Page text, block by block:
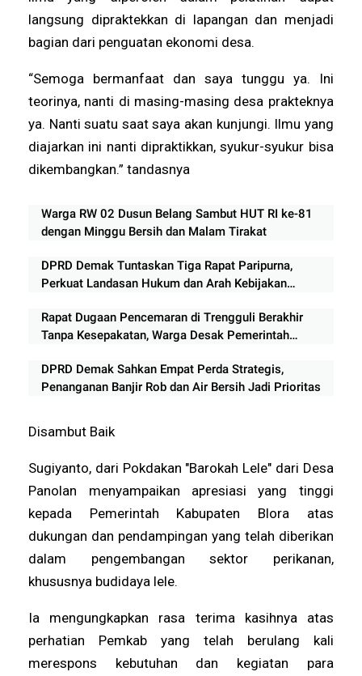
langsung dipraktekkan di lapangan dan menjadi
bagian dari penguatan ekonomi desa.
“Semoga bermanfaat dan saya tunggu ya. Ini
teorinya, nanti di masing-masing desa prakteknya
ya. Nanti suatu saat saya akan kunjungi. Ilmu yang
diajarkan ini nanti dipraktikkan, syukur-syukur bisa
dikembangkan.” tandasnya
Warga RW 02 Dusun Belang Sambut HUT RI ke-81
dengan Minggu Bersih dan Malam Tirakat
DPRD Demak Tuntaskan Tiga Rapat Paripurna,
Perkuat Landasan Hukum dan Arah Kebijakan
Rapat Dugaan Pencemaran di Trengguli Berakhir
Tanpa Kesepakatan, Warga Desak Pemerintah
DPRD Demak Sahkan Empat Perda Strategis,
Penanganan Banjir Rob dan Air Bersih Jadi Prioritas
Disambut Baik
Sugiyanto, dari Pokdakan "Barokah Lele" dari Desa
Panolan menyampaikan apresiasi yang tinggi
kepada Pemerintah Kabupaten Blora atas
dukungan dan pendampingan yang telah diberikan
dalam pengembangan sektor perikanan,
khususnya budidaya lele.
Ia mengungkapkan rasa terima kasihnya atas
perhatian Pemkab yang telah berulang kali
merespons kebutuhan dan kegiatan para